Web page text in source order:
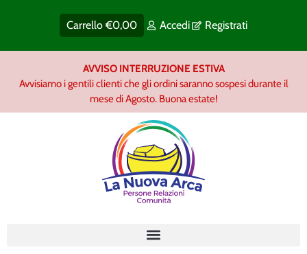
Carrello€0,00 Accedi Registrati
AVVISO INTERRUZIONE ESTIVA
Avvisiamo i gentili clienti che gli ordini saranno sospesi durante il
mese di Agosto. Buona estate!